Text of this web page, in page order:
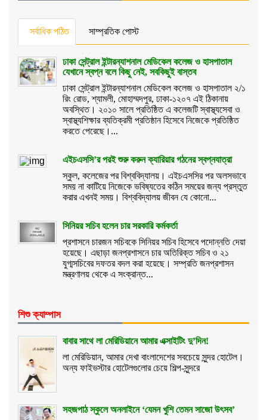
সর্বাধিক পঠিত সাম্প্রতিক পোস্ট
ঢাকা সেন্ট্রাল ইন্টারন্যাশনাল মেডিকেল কলেজ ও হাসপাতাল
যেখানে স্বপ্ন বলে কিছু নেই, সবকিছুই বাস্তব
ঢাকা সেন্ট্রাল ইন্টারন্যাশনাল মেডিকেল কলেজ ও হাসপাতাল ২/১
রিং রোড, শ্যামলী, মোহাম্মদপুর, ঢাকা-১২০৭ এই ঠিকানায়
অবস্থিত। ২০১০ সালে প্রতিষ্ঠিত এ কলেজটি স্বাস্থ্যসেবা ও
স্বাস্থ্যশিক্ষার ব্যতিক্রমী প্রতিষ্ঠান হিসেবে নিজেকে প্রতিষ্ঠিত
করতে পেরেছে।...
এইচএসসি’র পরই শুরু করুন ক্যারিয়ার গঠনের স্বপ্নযাত্রা
স্কুল, কলেজের পর বিশ্ববিদ্যালয়। এইচএসসির পর অলসভাবে
সময় না কাটিয়ে নিজেকে ভবিষ্যতের কঠিন সময়ের জন্য প্রস্তুত
করার এখনই সময়। বিশ্ববিদ্যালয় জীবন যে কোনো...
সিনিয়র সচিব হলেন চার সরকারি কর্মকর্তা
প্রশাসনে চারজন সচিবকে সিনিয়র সচিব হিসেবে পদোন্নতি দেয়া
হয়েছে। এছাড়া জনপ্রশাসনে চার অতিরিক্ত সচিব ও ২১
যুগ্মসচিবের দফতর বদল করা হয়েছে। সম্প্রতি জনপ্রশাসন
মন্ত্রণালয় থেকে এ সংক্রান্ত...
শিশু ক্যাম্পাস
বাবার সাথে লা মেরিডিয়ানে আমার এক্সাইটিং দু’দিন!
লা মেরিডিয়ান, আমার দেখা বাংলাদেশের সবচেয়ে সুন্দর হোটেল।
অন্য ফাইভস্টার হোটেলগুলোর চেয়ে শিল্প-সুন্দরে
সহজপাঠ স্কুলে অনলাইনে ‘যেমন খুশি তেমন সাজো উৎসব’